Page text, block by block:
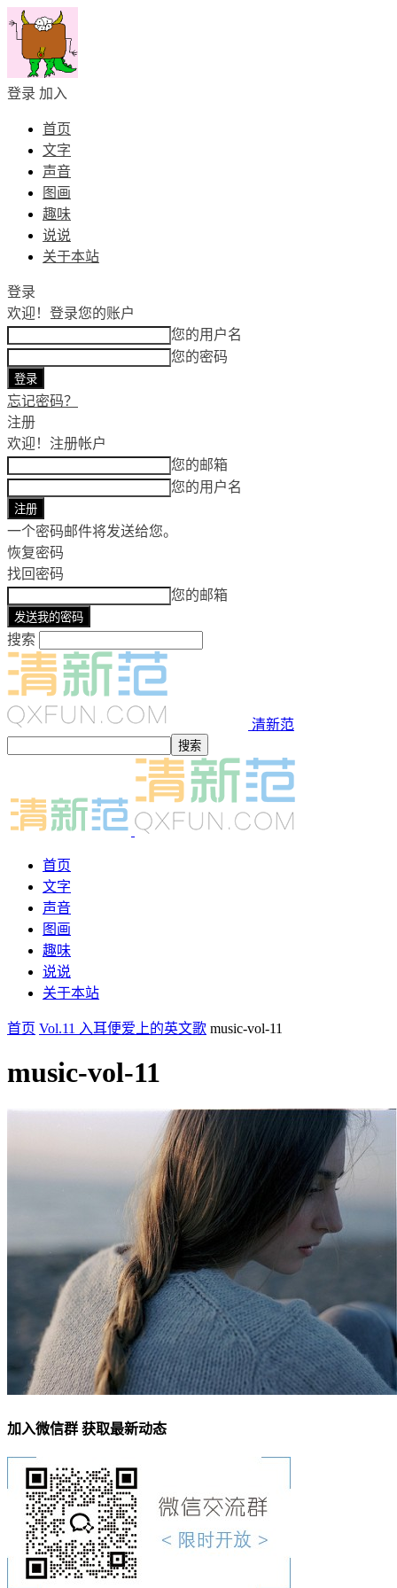
登录 加入
首页
文字
声音
图画
趣味
说说
关于本站
登录
欢迎！ 登录您的账户
您的用户名
您的密码
忘记密码？
注册
欢迎！ 注册帐户
您的邮箱
您的用户名
一个密码邮件将发送给您。
恢复密码
找回密码
您的邮箱
搜索
清新范
首页
文字
声音
图画
趣味
说说
关于本站
首页 Vol.11 入耳便爱上的英文歌 music-vol-11
music-vol-11
加入微信群 获取最新动态